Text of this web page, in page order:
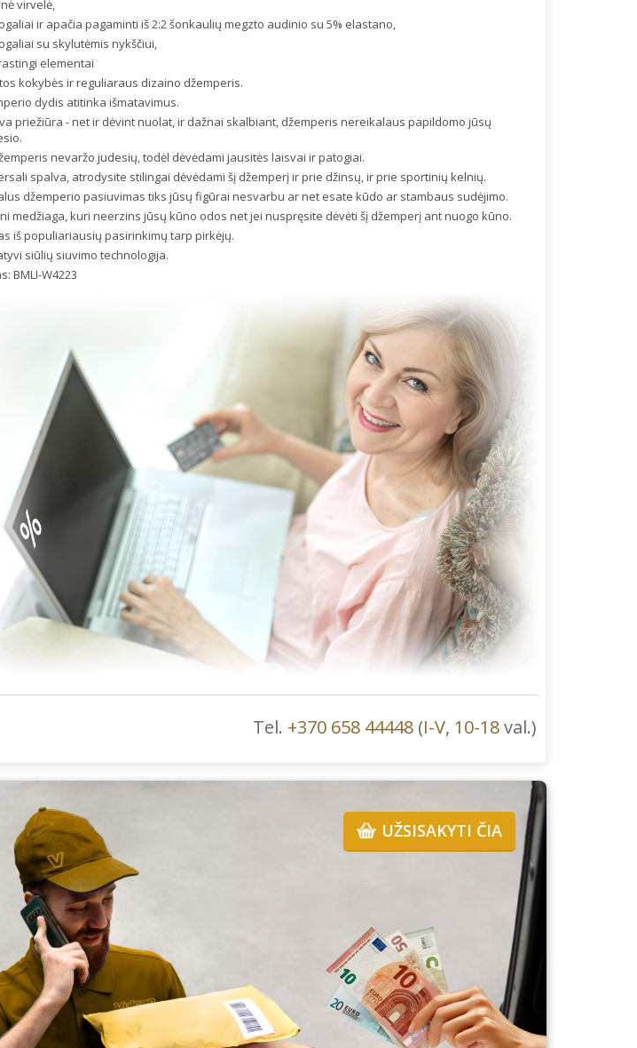
virvelė,
ir apačia pagaminti iš 2:2 šonkaulių megzto audinio su 5% elastano,
su skylutėmis nykščiui,
elementai
kokybės ir reguliaraus dizaino džemperis.
dydis atitinka išmatavimus.
priežiūra - net ir dėvint nuolat, ir dažnai skalbiant, džemperis nereikalaus papildomo jūsų
nevaržo judesių, todėl dėvėdami jausitės laisvai ir patogiai.
spalva, atrodysite stilingai dėvėdami šį džemperį ir prie džinsų, ir prie sportinių kelnių.
džemperio pasiuvimas tiks jūsų figūrai nesvarbu ar net esate kūdo ar stambaus sudėjimo.
medžiaga, kuri neerzins jūsų kūno odos net jei nuspręsite dėvėti šį džemperį ant nuogo kūno.
iš populiariausių pasirinkimų tarp pirkėjų.
siūlių siuvimo technologija.
BMLI-W4223
Tel. +370 658 44448 (I-V, 10-18val.)
UŽSISAKYTI ČIA